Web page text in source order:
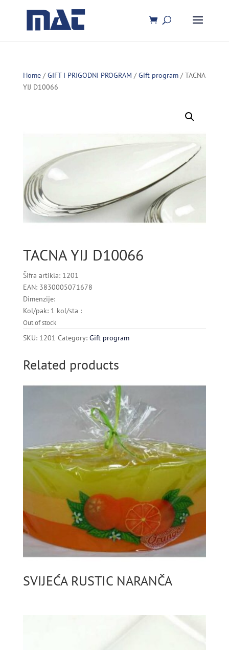
Home/GIFT I PRIGODNI PROGRAM /Gift program/ TACNA
YIJ D10066
TACNA YIJ D10066
Šifra artikla: 1201
EAN: 3830005071678
Dimenzije:
Kol/pak: 1 kol/sta :
Out of stock
SKU: 1201 Category: Gift program
Related products
SVIJEĆA RUSTIC NARANČA